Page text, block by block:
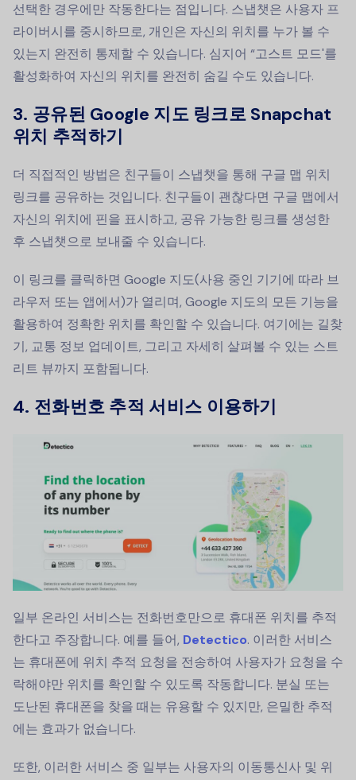
선택한 경우에만 작동한다는 점입니다. 스냅챗은 사용자 프
라이버시를 중시하므로, 개인은 자신의 위치를 누가 볼 수
있는지 완전히 통제할 수 있습니다. 심지어 “고스트 모드'를
활성화하여 자신의 위치를 완전히 숨길 수도 있습니다.
3. 공유된 Google 지도 링크로 Snapchat
위치 추적하기
더 직접적인 방법은 친구들이 스냅챗을 통해 구글 맵 위치
링크를 공유하는 것입니다. 친구들이 괜찮다면 구글 맵에서
자신의 위치에 핀을 표시하고, 공유 가능한 링크를 생성한
후 스냅챗으로 보내줄 수 있습니다.
이 링크를 클릭하면 Google 지도(사용 중인 기기에 따라 브
라우저 또는 앱에서)가 열리며, Google 지도의 모든 기능을
활용하여 정확한 위치를 확인할 수 있습니다. 여기에는 길찾
기, 교통 정보 업데이트, 그리고 자세히 살펴볼 수 있는 스트
리트 뷰까지 포함됩니다.
4. 전화번호 추적 서비스 이용하기
일부 온라인 서비스는 전화번호만으로 휴대폰 위치를 추적
한다고 주장합니다. 예를 들어, Detectico. 이러한 서비스
는 휴대폰에 위치 추적 요청을 전송하여 사용자가 요청을 수
락해야만 위치를 확인할 수 있도록 작동합니다. 분실 또는
도난된 휴대폰을 찾을 때는 유용할 수 있지만, 은밀한 추적
에는 효과가 없습니다.
또한, 이러한 서비스 중 일부는 사용자의 이동통신사 및 위